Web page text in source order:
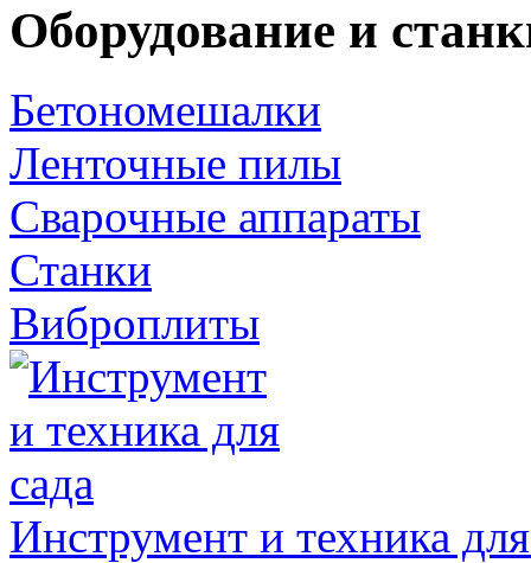
Оборудование и
Бетономешалки
Ленточные пилы
Сварочные аппараты
Станки
Виброплиты
Инструмент и техника